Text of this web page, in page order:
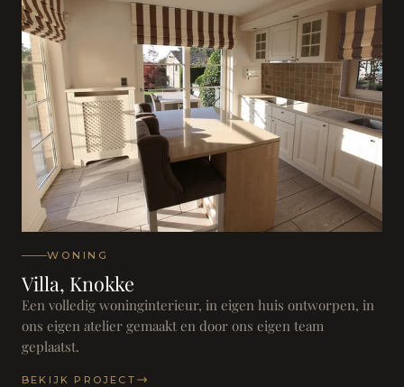
WONING
Villa, Knokke
Een volledig woninginterieur, in eigen huis ontworpen, in
ons eigen atelier gemaakt en door ons eigen team
geplaatst.
BEKIJK PROJECT